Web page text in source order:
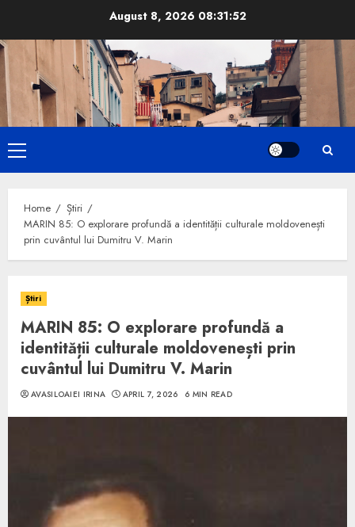
content
August 8, 2026 08:31:54
Primary
Menu
Home
Știri
MARIN 85: O explorare profundă a identității culturale moldovenești
prin cuvântul lui Dumitru V. Marin
Știri
MARIN 85: O explorare profundă a
identității culturale moldovenești prin
cuvântul lui Dumitru V. Marin
AVASILOAIEI IRINA APRIL 7, 2026 6 MIN READ